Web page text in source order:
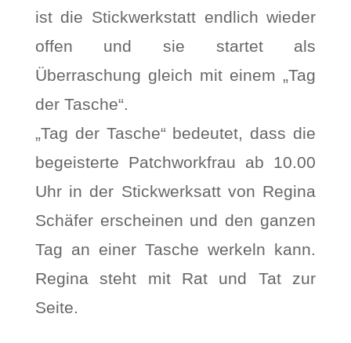
ist die Stickwerkstatt endlich wieder
offen und sie startet als
Überraschung gleich mit einem „Tag
der Tasche“.
„Tag der Tasche“ bedeutet, dass die
begeisterte Patchworkfrau ab 10.00
Uhr in der Stickwerksatt von Regina
Schäfer erscheinen und den ganzen
Tag an einer Tasche werkeln kann.
Regina steht mit Rat und Tat zur
Seite.